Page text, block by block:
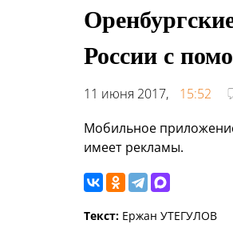
России с
11 июня 2017,
15:52
Мобильное
имеет рекламы.
Текст: Ержан УТЕГУЛОВ